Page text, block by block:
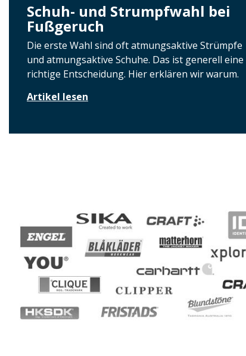
Schuh- und Strumpfwahl bei
Fußgeruch
Die erste Wahl sind oft atmungsaktive Strümpfe
und atmungsaktive Schuhe. Das ist generell eine
richtige Entscheidung. Hier erklären wir warum.
Artikel lesen